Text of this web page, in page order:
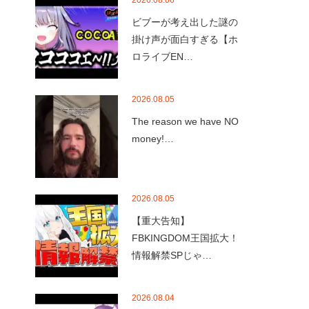
ビブーが考え出した謎の
掛け声が面白すぎる【ホ
ロライブEN…
2026.08.05
The reason we have NO
money!…
2026.08.05
【重大告知】
FBKINGDOM王国拡大！
情報解禁SPじゃ…
2026.08.04